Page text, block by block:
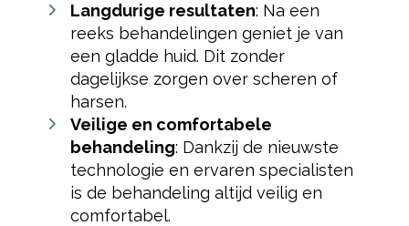
Langdurige resultaten: Na een
reeks behandelingen geniet je van
een gladde huid. Dit zonder
dagelijkse zorgen over scheren of
harsen.
Veilige en comfortabele
behandeling: Dankzij de nieuwste
technologie en ervaren specialisten
is de behandeling altijd veilig en
comfortabel.